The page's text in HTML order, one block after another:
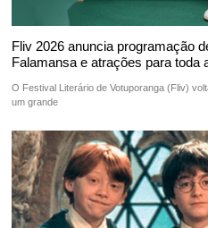
Fliv 2026 anuncia programação
Falamansa e atrações para toda
O Festival Literário de Votuporanga (Fliv)
um grande